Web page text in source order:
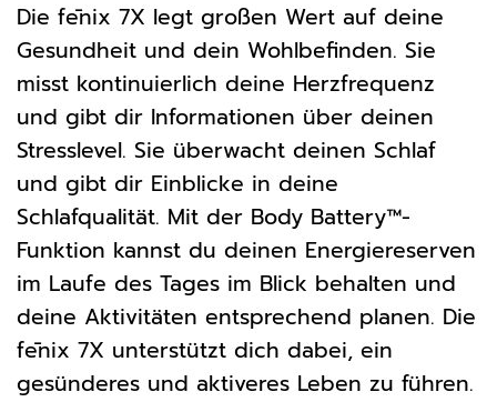
Die fēnix 7X legt großen Wert auf deine
Gesundheit und dein Wohlbefinden. Sie
misst kontinuierlich deine Herzfrequenz
und gibt dir Informationen über deinen
Stresslevel. Sie überwacht deinen Schlaf
und gibt dir Einblicke in deine
Schlafqualität. Mit der Body Battery™-
Funktion kannst du deinen Energiereserven
im Laufe des Tages im Blick behalten und
deine Aktivitäten entsprechend planen. Die
fēnix 7X unterstützt dich dabei, ein
gesünderes und aktiveres Leben zu führen.